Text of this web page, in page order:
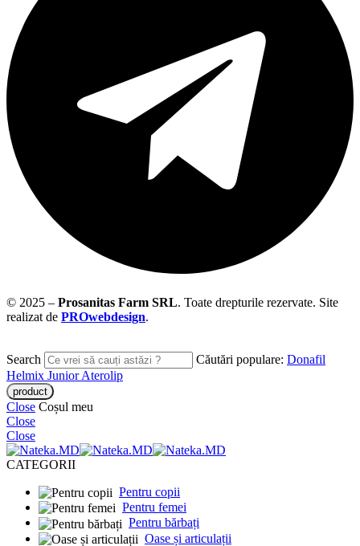
© 2025 – Prosanitas Farm SRL. Toate drepturile rezervate. Site
realizat de PROwebdesign.
Search Căutări populare: Donafil
Helmix JuniorAterolip
Close Coșul meu
Close
Close
CATEGORII
Pentru copii
Pentru femei
Pentru bărbați
Oase și articulații